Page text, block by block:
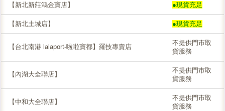
【新北新莊鴻金寶店】 ●現貨充足
【新北土城店】 ●現貨充足
【台北南港 lalaport-啦啦寶都】羅技專賣店
不提供門市取
貨服務
【內湖大全聯店】
不提供門市取
貨服務
【中和大全聯店】
不提供門市取
貨服務